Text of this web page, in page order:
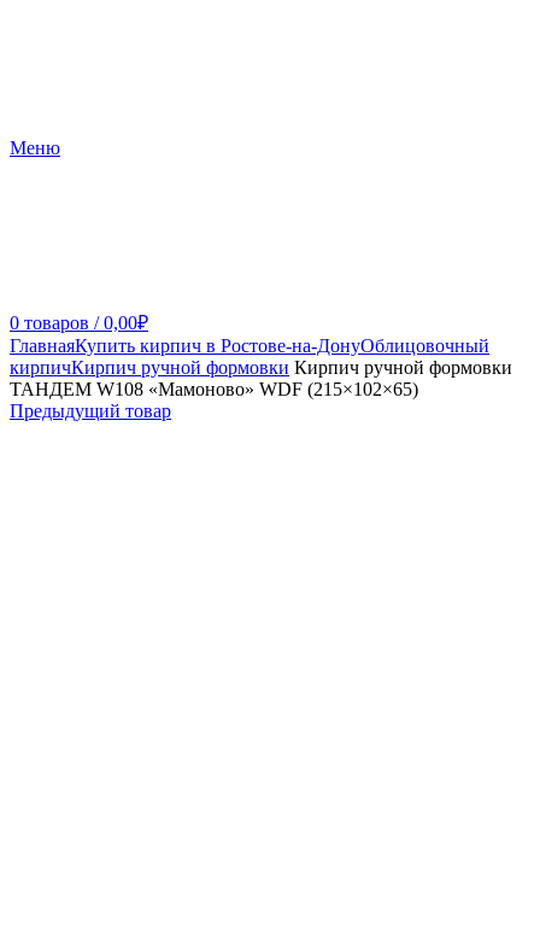
Меню
0 товаров / 0,00₽
ГлавнаяКупить кирпич в Ростове-на-ДонуОблицовочный
кирпичКирпич ручной формовки Кирпич ручной формовки
ТАНДЕМ W108 «Мамоново» WDF (215×102×65)
Предыдущий товар